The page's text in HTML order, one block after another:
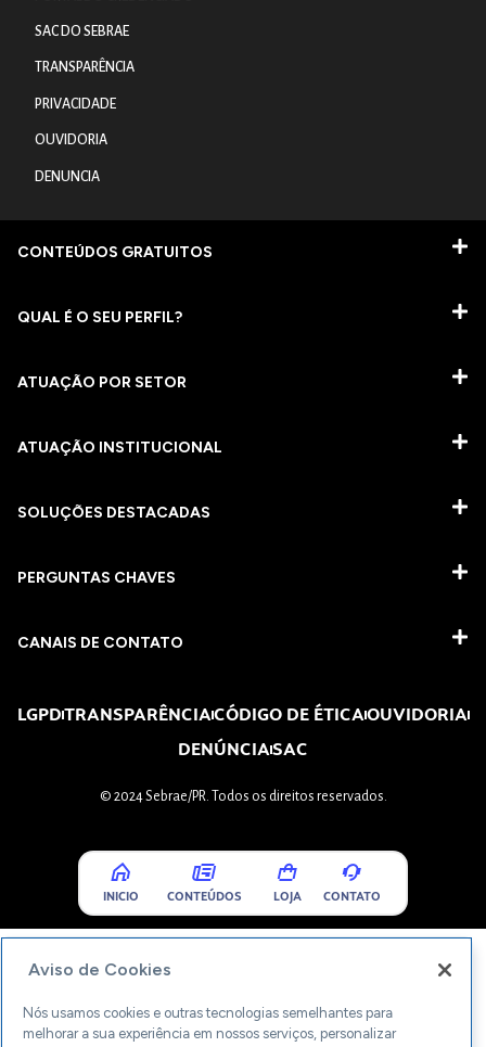
SAC DO SEBRAE
TRANSPARÊNCIA
PRIVACIDADE
OUVIDORIA
DENUNCIA
CONTEÚDOS GRATUITOS
QUAL É O SEU PERFIL?
ATUAÇÃO POR SETOR
ATUAÇÃO INSTITUCIONAL
SOLUÇÕES DESTACADAS
PERGUNTAS CHAVES​
CANAIS DE CONTATO
LGPDTRANSPARÊNCIACÓDIGO DE ÉTICAOUVIDORIA
DENÚNCIASAC
© 2024 Sebrae/PR. Todos os direitos reservados.
INICIO CONTEÚDOS LOJA CONTATO
Aviso de Cookies
Nós usamos cookies e outras tecnologias semelhantes para
melhorar a sua experiência em nossos serviços, personalizar